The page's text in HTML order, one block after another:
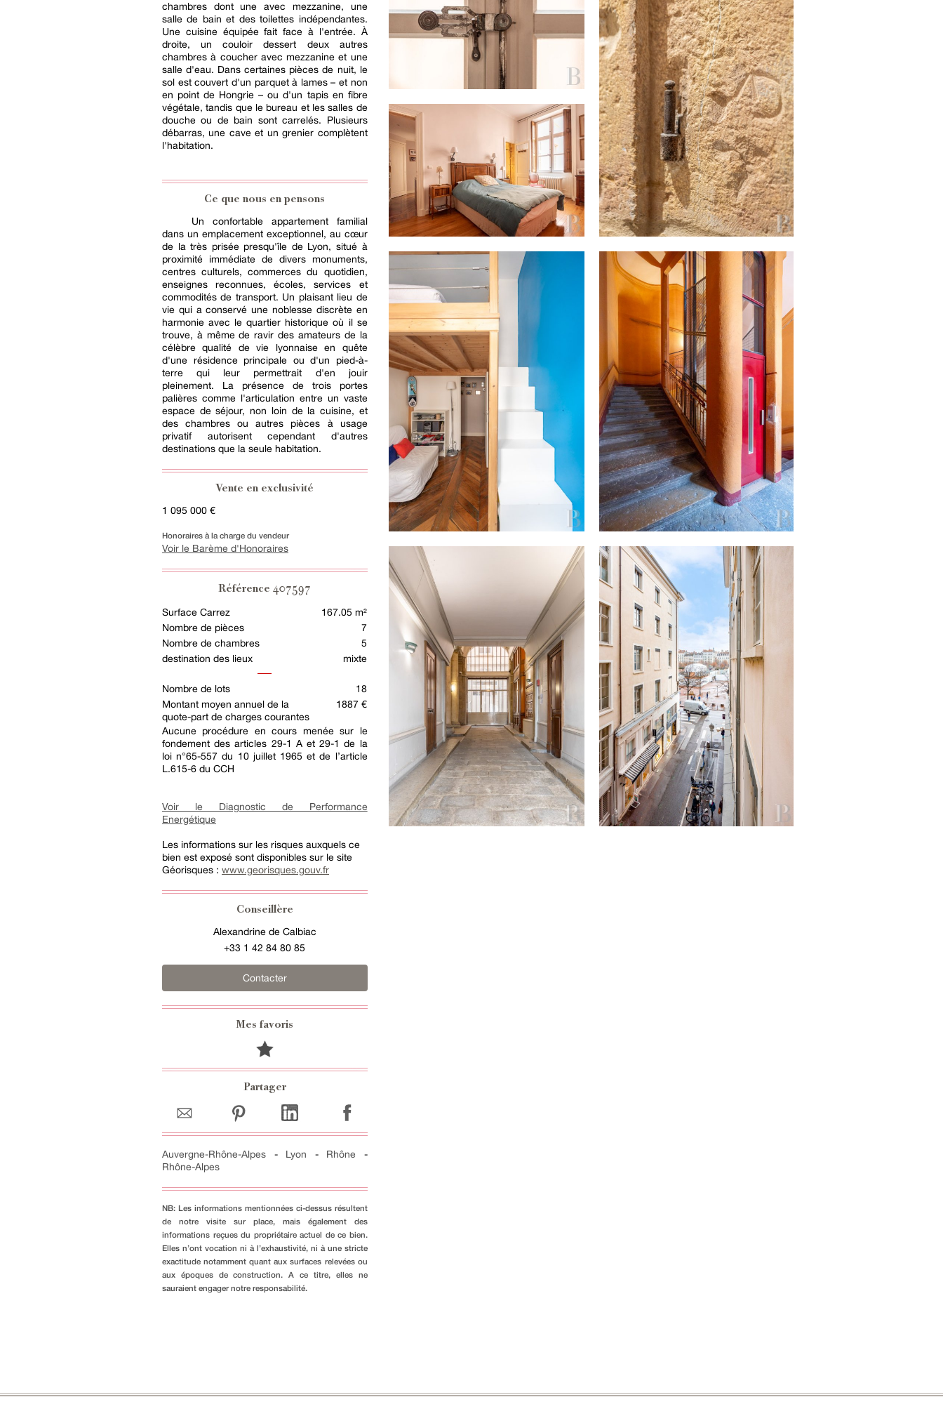
chambres dont une avec mezzanine, une
salle de bain et des toilettes indépendantes.
Une cuisine équipée fait face à l'entrée. À
droite, un couloir dessert deux autres
chambres à coucher avec mezzanine et une
salle d'eau. Dans certaines pièces de nuit, le
sol est couvert d'un parquet à lames – et non
en point de Hongrie – ou d'un tapis en fibre
végétale, tandis que le bureau et les salles de
douche ou de bain sont carrelés. Plusieurs
débarras, une cave et un grenier complètent
l'habitation.
Ce que nous en pensons
Un confortable appartement familial
dans un emplacement exceptionnel, au cœur
de la très prisée presqu'île de Lyon, situé à
proximité immédiate de divers monuments,
centres culturels, commerces du quotidien,
enseignes reconnues, écoles, services et
commodités de transport. Un plaisant lieu de
vie qui a conservé une noblesse discrète en
harmonie avec le quartier historique où il se
trouve, à même de ravir des amateurs de la
célèbre qualité de vie lyonnaise en quête
d'une résidence principale ou d'un pied-à-
terre qui leur permettrait d'en jouir
pleinement. La présence de trois portes
palières comme l'articulation entre un vaste
espace de séjour, non loin de la cuisine, et
des chambres ou autres pièces à usage
privatif autorisent cependant d'autres
destinations que la seule habitation.
Vente en exclusivité
1 095 000 €
Honoraires à la charge du vendeur
Voir le Barème d'Honoraires
Référence407597
Surface Carrez
167.05 m²
Nombre de pièces
7
Nombre de chambres
5
destination des lieux
mixte
Nombre de lots
18
Montant moyen annuel de la
quote-part de charges courantes
1887 €
Aucune procédure en cours menée sur le
fondement des articles 29-1 A et 29-1 de la
loi n°65-557 du 10 juillet 1965 et de l’article
L.615-6 du CCH
Voir le Diagnostic de Performance
Energétique
Les informations sur les risques auxquels ce
bien est exposé sont disponibles sur le site
Géorisques : www.georisques.gouv.fr
Conseillère
Alexandrine de Calbiac
+33 1 42 84 80 85
Contacter
Mes favoris
Partager
Auvergne-Rhône-Alpes - Lyon - Rhône
-
Rhône-Alpes
NB: Les informations mentionnées ci-dessus résultent
de notre visite sur place, mais également des
informations reçues du propriétaire actuel de ce bien.
Elles n’ont vocation ni à l’exhaustivité, ni à une stricte
exactitude notamment quant aux surfaces relevées ou
aux époques de construction. A ce titre, elles ne
sauraient engager notre responsabilité.